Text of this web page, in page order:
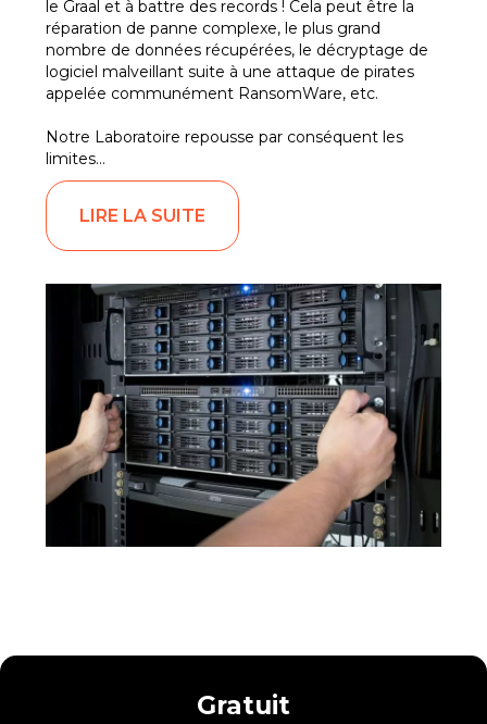
le Graal et à battre des records ! Cela peut être la
réparation de panne complexe, le plus grand
nombre de données récupérées, le décryptage de
logiciel malveillant suite à une attaque de pirates
appelée communément RansomWare, etc.
Notre Laboratoire repousse par conséquent les
limites…
LIRE LA SUITE
Gratuit